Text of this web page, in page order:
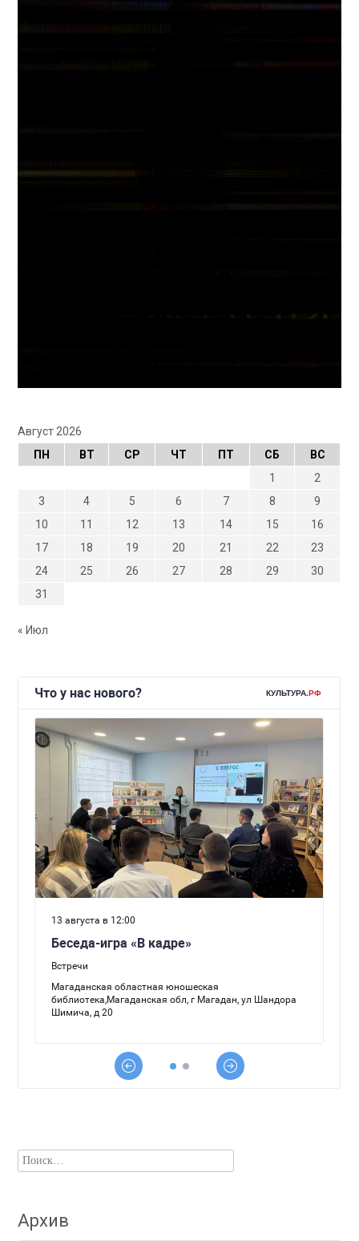
Август 2026
ПН
ВТ СР ЧТ ПТ СБ
ВС
1
2
3
4 5 6 7 8
9
10
11 12 13 14 15
16
17
18 19 20 21 22
23
24
25 26 27 28 29
30
31
« Июл
Найти:
Архив